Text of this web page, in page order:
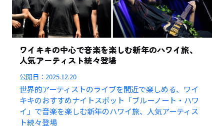
ワイキキの中心で音楽を楽しむ新年のハワイ旅、
人気アーティスト続々登場
公開日：2025.12.20
世界的アーティストのライブを間近で楽しめる、ワイ
キキのおすすめナイトスポット「ブルーノート・ハワ
イ」で音楽を楽しむ新年のハワイ旅、人気アーティス
ト続々登場